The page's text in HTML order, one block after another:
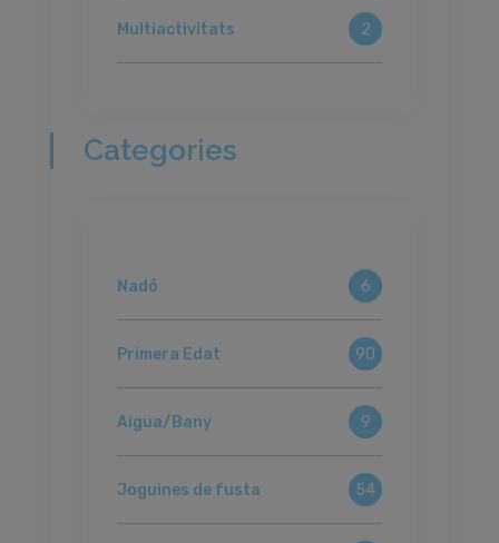
Multiactivitats 2
Categories
Nadó 6
Primera Edat 90
Aigua/Bany 9
Joguines de fusta 54